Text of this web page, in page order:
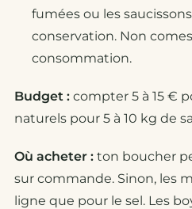
fumées ou les
conservation. Non
consommation.
Budget : compter 5 à 15 €
naturels pour 5 à 10 kg de
Où acheter : ton boucher
sur commande. Sinon, les
ligne que pour le sel. Les